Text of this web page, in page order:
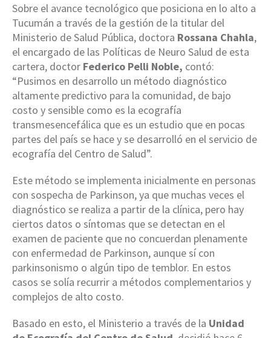
Sobre el avance tecnológico que posiciona en lo alto a
Tucumán a través de la gestión de la titular del
Ministerio de Salud Pública, doctora Rossana Chahla,
el encargado de las Políticas de Neuro Salud de esta
cartera, doctor Federico Pelli Noble, contó:
“Pusimos en desarrollo un método diagnóstico
altamente predictivo para la comunidad, de bajo
costo y sensible como es la ecografía
transmesencefálica que es un estudio que en pocas
partes del país se hace y se desarrolló en el servicio de
ecografía del Centro de Salud”.
Este método se implementa inicialmente en personas
con sospecha de Parkinson, ya que muchas veces el
diagnóstico se realiza a partir de la clínica, pero hay
ciertos datos o síntomas que se detectan en el
examen de paciente que no concuerdan plenamente
con enfermedad de Parkinson, aunque sí con
parkinsonismo o algún tipo de temblor. En estos
casos se solía recurrir a métodos complementarios y
complejos de alto costo.
Basado en esto, el Ministerio a través de la Unidad